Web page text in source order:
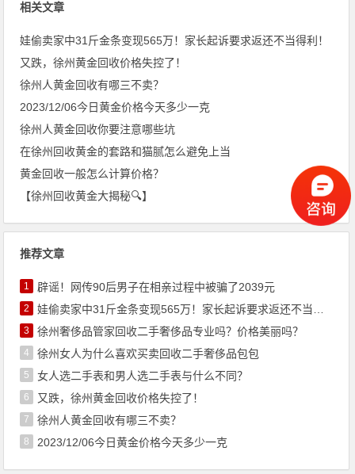
相关文章
娃偷卖家中31斤金条变现565万！家长起诉要求返还不当得利！
又跌，徐州黄金回收价格失控了！
徐州人黄金回收有哪三不卖？
2023/12/06今日黄金价格今天多少一克
徐州人黄金回收你要注意哪些坑
在徐州回收黄金的套路和猫腻怎么避免上当
黄金回收一般怎么计算价格？
【徐州回收黄金大揭秘🔍】
推荐文章
1 辟谣！网传90后男子在相亲过程中被骗了2039元
2 娃偷卖家中31斤金条变现565万！家长起诉要求返还不当得利！
3 徐州奢侈品管家回收二手奢侈品专业吗？价格美丽吗？
4 徐州女人为什么喜欢买卖回收二手奢侈品包包
5 女人选二手表和男人选二手表与什么不同？
6 又跌，徐州黄金回收价格失控了！
7 徐州人黄金回收有哪三不卖？
8 2023/12/06今日黄金价格今天多少一克